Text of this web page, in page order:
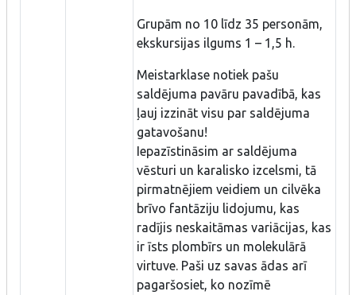
Grupām no 10 līdz 35 personām,
ekskursijas ilgums 1 – 1,5 h.
Meistarklase notiek pašu
saldējuma pavāru pavadībā, kas
ļauj izzināt visu par saldējuma
gatavošanu!
Iepazīstināsim ar saldējuma
vēsturi un karalisko izcelsmi, tā
pirmatnējiem veidiem un cilvēka
brīvo fantāziju lidojumu, kas
radījis neskaitāmas variācijas, kas
ir īsts plombīrs un molekulārā
virtuve. Paši uz savas ādas arī
pagaršosiet, ko nozīmē